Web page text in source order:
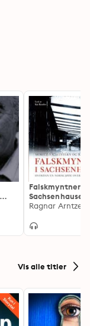
Falskmyntner i
Sachsenhausen:
hvordan en
Vis alle titler